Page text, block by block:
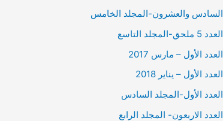
السادس والعشرون-المجلد الخامس
العدد 5 ملحق-المجلد التاسع
العدد الأول – مارس 2017
العدد الأول – يناير 2018
العدد الأول-المجلد السادس
العدد الاربعون- المجلد الرابع